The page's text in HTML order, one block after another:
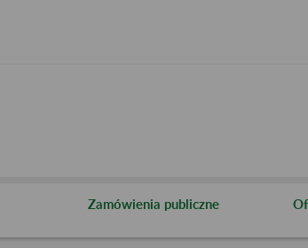
Zamówienia publiczne